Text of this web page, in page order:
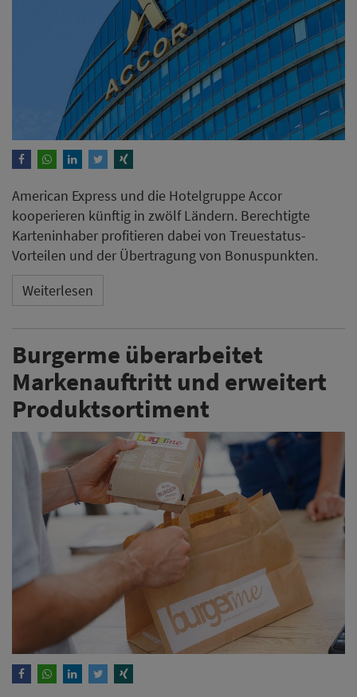
American Express und die Hotelgruppe Accor
kooperieren künftig in zwölf Ländern. Berechtigte
Karteninhaber profitieren dabei von Treuestatus-
Vorteilen und der Übertragung von Bonuspunkten.
Weiterlesen
Burgerme überarbeitet
Markenauftritt und erweitert
Produktsortiment